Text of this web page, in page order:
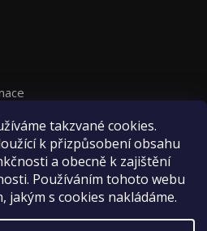
takzvané cookies.
k přizpůsobení obsahu
a obecně k zajištění
Používáním tohoto webu
jakým s cookies nakládáme.
Shoptet